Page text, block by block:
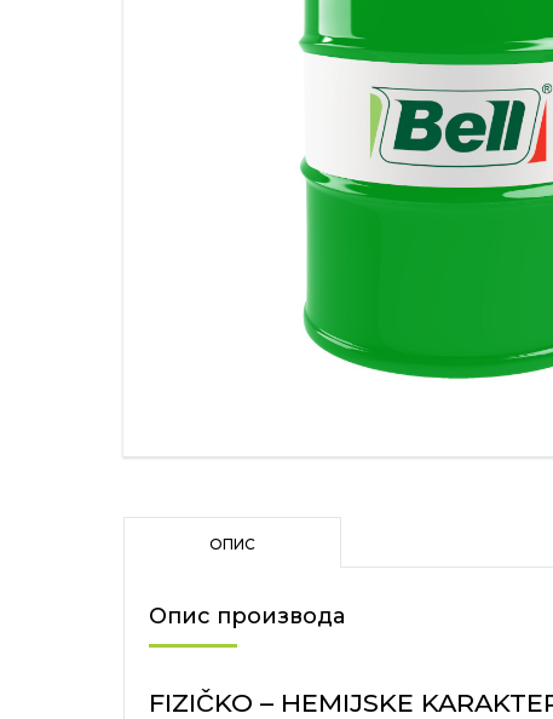
ОПИС
Опис производа
FIZIČKO – HEMIJSKE